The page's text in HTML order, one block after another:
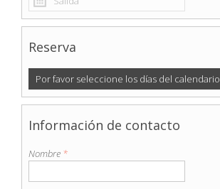
Reserva
Por favor seleccione los días del calendario.
Información de contacto
Nombre *